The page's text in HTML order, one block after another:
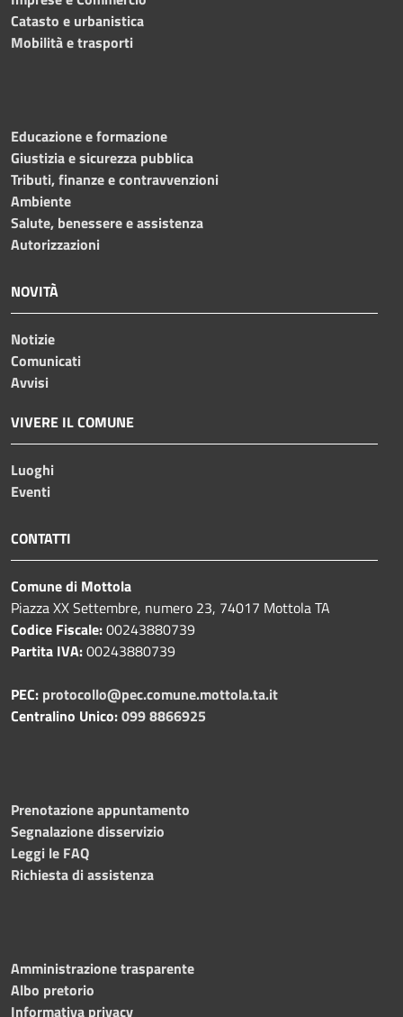
Catasto e urbanistica
Mobilità e trasporti
Educazione e formazione
Giustizia e sicurezza pubblica
Tributi, finanze e contravvenzioni
Ambiente
Salute, benessere e assistenza
Autorizzazioni
NOVITÀ
Notizie
Comunicati
Avvisi
VIVERE IL COMUNE
Luoghi
Eventi
CONTATTI
Comune di Mottola
Piazza XX Settembre, numero 23, 74017 Mottola TA
Codice Fiscale:00243880739
Partita IVA:00243880739
PEC: protocollo@pec.comune.mottola.ta.it
Centralino Unico:099 8866925
Prenotazione appuntamento
Segnalazione disservizio
Leggi le FAQ
Richiesta di assistenza
Amministrazione trasparente
Albo pretorio
Informativa privacy